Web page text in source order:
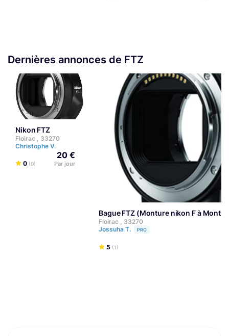
Dernières annonces de FTZ
Nikon FTZ
Floirac , 33270
Christophe V.
0 (0)
20 €
Par jour
Bague FTZ (Monture nikon F à
Floirac , 33270
Jossuha T.
PRO
5 (1)